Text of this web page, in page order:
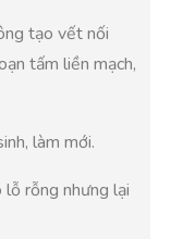
tạo vết nối
tấm liền mạch,
làm mới.
rỗng nhưng lại